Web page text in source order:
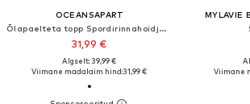
OCEANSAPART
Õlapaelteta topp Spordirinnahoidja 'Sydney'
31,99 €
Algselt: 39,99 €
Viimane madalaim hind:31,99 €
MYLAVIE
Viimane